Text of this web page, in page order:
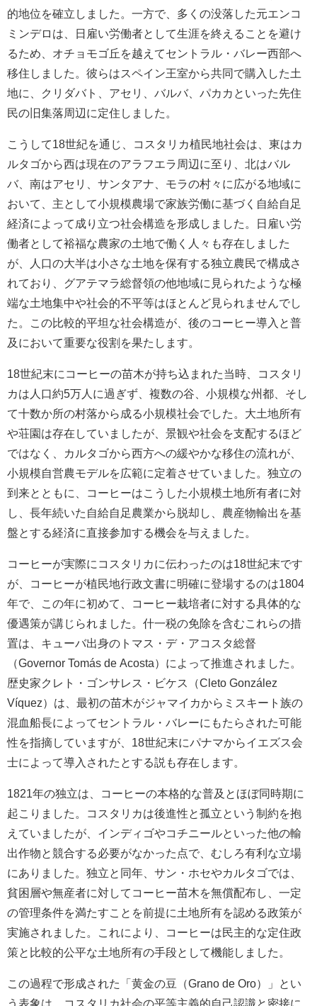
的地位を確立しました。一方で、多くの没落した元エンコ
ミンデロは、日雇い労働者として生涯を終えることを避け
るため、オチョモゴ丘を越えてセントラル・バレー西部へ
移住しました。彼らはスペイン王室から共同で購入した土
地に、クリダバト、アセリ、バルバ、パカカといった先住
民の旧集落周辺に定住しました。
こうして18世紀を通じ、コスタリカ植民地社会は、東はカ
ルタゴから西は現在のアラフエラ周辺に至り、北はバル
バ、南はアセリ、サンタアナ、モラの村々に広がる地域に
おいて、主として小規模農場で家族労働に基づく自給自足
経済によって成り立つ社会構造を形成しました。日雇い労
働者として裕福な農家の土地で働く人々も存在しました
が、人口の大半は小さな土地を保有する独立農民で構成さ
れており、グアテマラ総督領の他地域に見られたような極
端な土地集中や社会的不平等はほとんど見られませんでし
た。この比較的平坦な社会構造が、後のコーヒー導入と普
及において重要な役割を果たします。
18世紀末にコーヒーの苗木が持ち込まれた当時、コスタリ
カは人口約5万人に過ぎず、複数の谷、小規模な州都、そし
て十数か所の村落から成る小規模社会でした。大土地所有
や荘園は存在していましたが、景観や社会を支配するほど
ではなく、カルタゴから西方への緩やかな移住の流れが、
小規模自営農モデルを広範に定着させていました。独立の
到来とともに、コーヒーはこうした小規模土地所有者に対
し、長年続いた自給自足農業から脱却し、農産物輸出を基
盤とする経済に直接参加する機会を与えました。
コーヒーが実際にコスタリカに伝わったのは18世紀末です
が、コーヒーが植民地行政文書に明確に登場するのは1804
年で、この年に初めて、コーヒー栽培者に対する具体的な
優遇策が講じられました。什一税の免除を含むこれらの措
置は、キューバ出身のトマス・デ・アコスタ総督
（Governor Tomás de Acosta）によって推進されました。
歴史家クレト・ゴンサレス・ビケス（Cleto González
Víquez）は、最初の苗木がジャマイカからミスキート族の
混血船長によってセントラル・バレーにもたらされた可能
性を指摘していますが、18世紀末にパナマからイエズス会
士によって導入されたとする説も存在します。
1821年の独立は、コーヒーの本格的な普及とほぼ同時期に
起こりました。コスタリカは後進性と孤立という制約を抱
えていましたが、インディゴやコチニールといった他の輸
出作物と競合する必要がなかった点で、むしろ有利な立場
にありました。独立と同年、サン・ホセやカルタゴでは、
貧困層や無産者に対してコーヒー苗木を無償配布し、一定
の管理条件を満たすことを前提に土地所有を認める政策が
実施されました。これにより、コーヒーは民主的な定住政
策と比較的公平な土地所有の手段として機能しました。
この過程で形成された「黄金の豆（Grano de Oro）」とい
う表象は、コスタリカ社会の平等主義的自己認識と密接に